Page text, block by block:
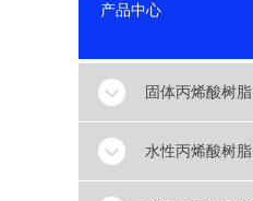
产品中心
固体丙烯酸树脂
水性丙烯酸树脂